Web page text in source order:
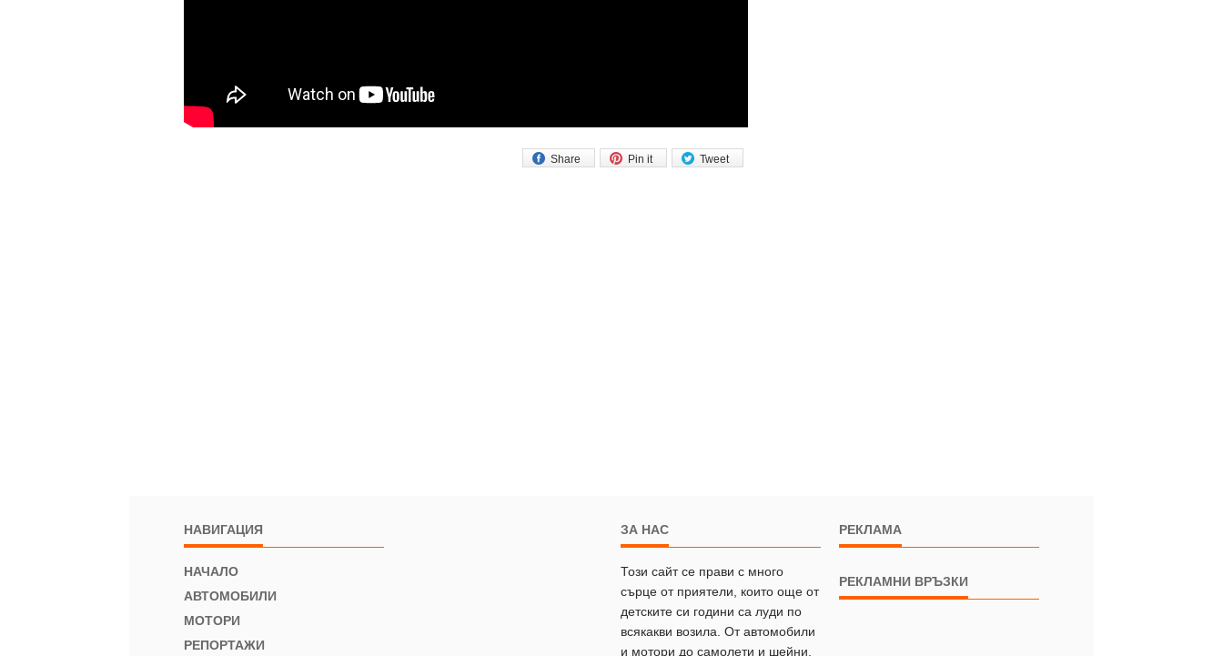
Tweet
Pin it
Share
НАВИГАЦИЯ
НАЧАЛО
АВТОМОБИЛИ
МОТОРИ
РЕПОРТАЖИ
ЗА НАС
Този сайт се прави с много
сърце от приятели, които още от
детските си години са луди по
всякакви возила. От автомобили
и мотори до самолети и шейни.
РЕКЛАМА
РЕКЛАМНИ ВРЪЗКИ